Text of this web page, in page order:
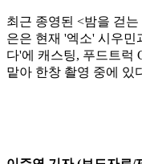
최근 종영된 <밤을 걷
은은 현재 '엑소' 시우
다'에 캐스팅, 푸드트럭
맡아 한창 촬영 중에 있